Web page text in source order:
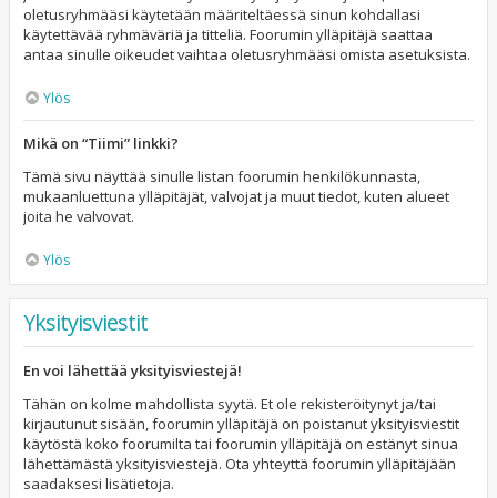
oletusryhmääsi käytetään määriteltäessä sinun kohdallasi
käytettävää ryhmäväriä ja titteliä. Foorumin ylläpitäjä saattaa
antaa sinulle oikeudet vaihtaa oletusryhmääsi omista asetuksista.
Ylös
Mikä on “Tiimi” linkki?
Tämä sivu näyttää sinulle listan foorumin henkilökunnasta,
mukaanluettuna ylläpitäjät, valvojat ja muut tiedot, kuten alueet
joita he valvovat.
Ylös
Yksityisviestit
En voi lähettää yksityisviestejä!
Tähän on kolme mahdollista syytä. Et ole rekisteröitynyt ja/tai
kirjautunut sisään, foorumin ylläpitäjä on poistanut yksityisviestit
käytöstä koko foorumilta tai foorumin ylläpitäjä on estänyt sinua
lähettämästä yksityisviestejä. Ota yhteyttä foorumin ylläpitäjään
saadaksesi lisätietoja.